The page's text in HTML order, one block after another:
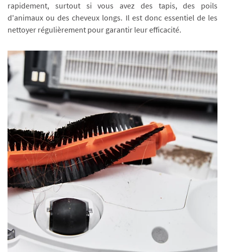
rapidement, surtout si vous avez des tapis, des poils
d'animaux ou des cheveux longs. Il est donc essentiel de les
nettoyer régulièrement pour garantir leur efficacité.